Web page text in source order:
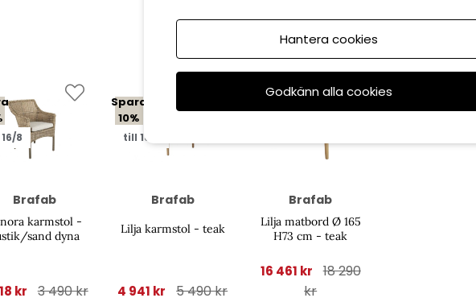
8
Brafab
karmstol -
sand dyna
kr 3 490 kr
Spara
10%
till 16/8
Brafab
Lilja karmstol - teak
4 941 kr 5 490 kr
Brafab
Lilja matbord Ø 165
H73 cm - teak
16 461 kr
18 290
kr
Hantera cookies
Godkänn alla cookies